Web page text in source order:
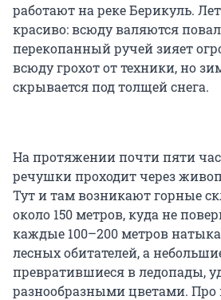
работают на реке Берикуль.
красиво: всюду валяются
перекопанный ручей зияет
всюду грохот от техники, но
скрывается под толщей снега.
На протяжении почти пяти
речушки проходит через
Тут и там возникают горные
около 150 метров, куда не
каждые 100–200 метров
лесных обитателей, а
превратившиеся в ледопады,
разнообразными цветами. Про